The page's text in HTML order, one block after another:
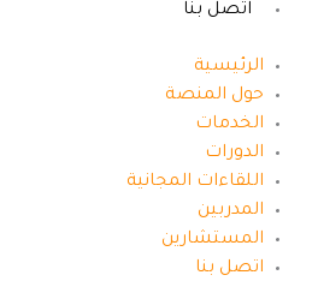
اتصل بنا
الرئيسية
حول المنصة
الخدمات
الدورات
اللقاءات المجانية
المدربين
المستشارين
اتصل بنا